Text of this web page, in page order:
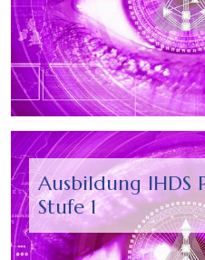
Ausbildung IHDS
Stufe 1